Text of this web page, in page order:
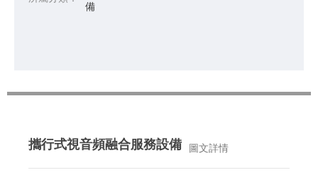
備
攜行式視音頻融合服務設備 圖文詳情